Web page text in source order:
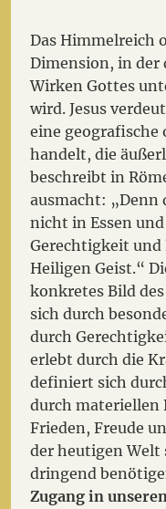
Das Himmelreich
Dimension, in der
Wirken Gottes
wird. Jesus
eine geografische
handelt, die
beschreibt in
ausmacht: „Denn
nicht in Essen
Gerechtigkeit und
Heiligen Geist.“
konkretes Bild
sich durch
durch
erlebt durch die
definiert sich
durch materiellen
Frieden, Freude
der heutigen Welt
dringend
Zugang in